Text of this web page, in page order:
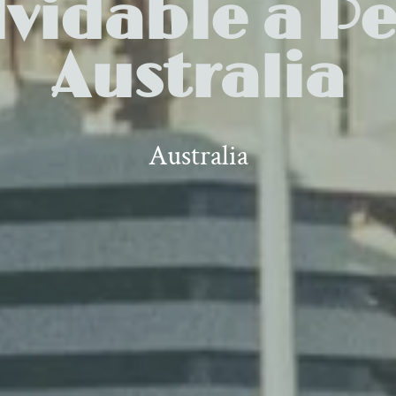
a
Australia
Australia